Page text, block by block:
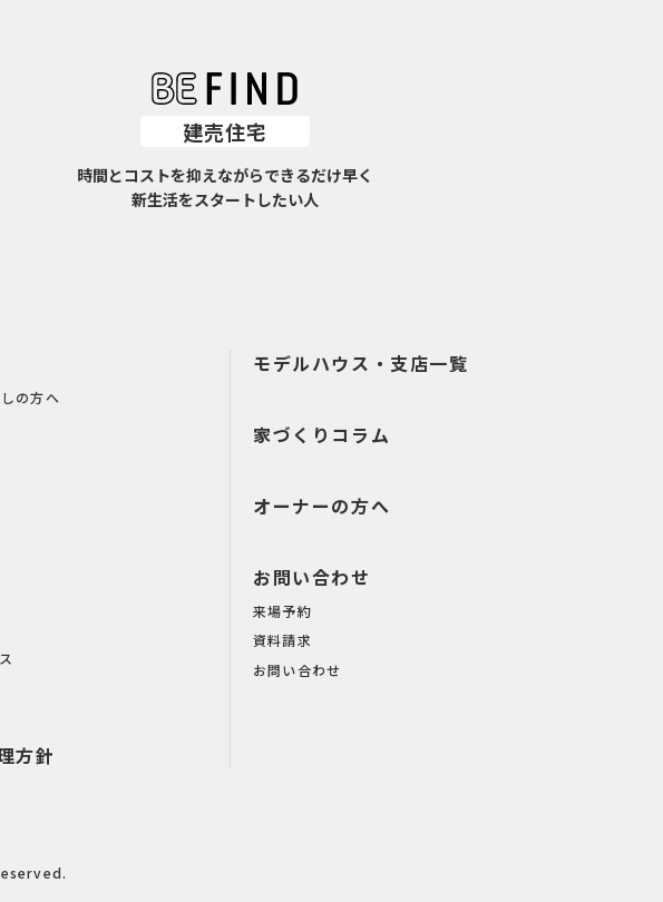
建売住宅
時間とコストを抑えながらできるだけ早く
新生活をスタートしたい人
の方へ
方針
モデルハウス・支店一覧
家づくりコラム
オーナーの方へ
お問い合わせ
来場予約
資料請求
お問い合わせ